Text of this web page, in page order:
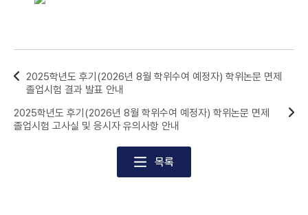
2025학년도 후기(2026년 8월 학위수여 예정자) 학위논문 면제
졸업시험 결과 발표 안내
목록
2025학년도 후기(2026년 8월 학위수여 예정자) 학위논문 면제
졸업시험 고사실 및 응시자 유의사항 안내